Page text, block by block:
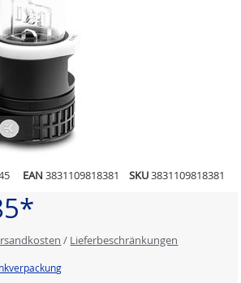
EAN 3831109818381 SKU3831109818381
/ Lieferbeschränkungen